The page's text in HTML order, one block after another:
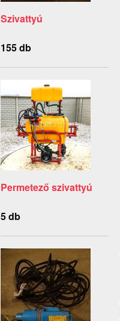
Szivattyú
155 db
Permetező szivattyú
5 db